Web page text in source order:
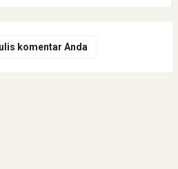
komentar Anda